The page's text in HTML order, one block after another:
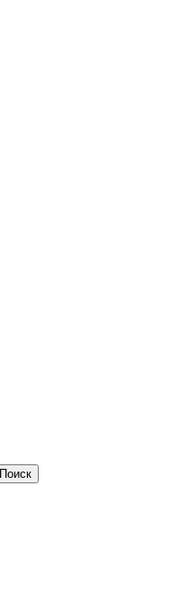
Поиск